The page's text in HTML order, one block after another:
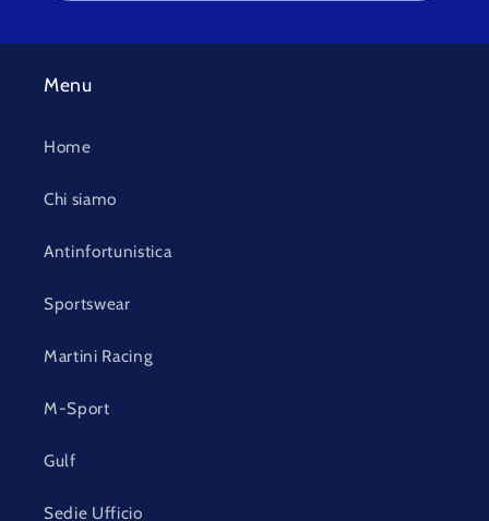
Menu
Home
Chi siamo
Antinfortunistica
Sportswear
Martini Racing
M-Sport
Gulf
Sedie Ufficio